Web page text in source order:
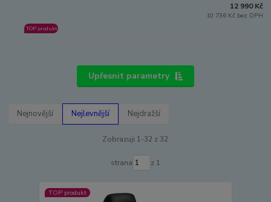
TOP produkt
12 990 Kč
10 736 Kč bez DPH
Upřesnit parametry
Nejnovější Nejlevnější Nejdražší
Zobrazuji 1-32 z 32
strana z 1
TOP produkt